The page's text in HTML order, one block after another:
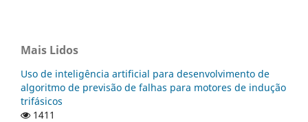
Mais Lidos
Uso de inteligência artificial para desenvolvimento de
algoritmo de previsão de falhas para motores de indução
trifásicos
1411